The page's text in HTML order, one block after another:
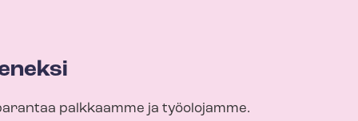
palkkaamme ja työolojamme.